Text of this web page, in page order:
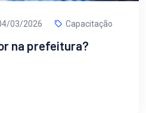
03/2026 Capacitação
na prefeitura?